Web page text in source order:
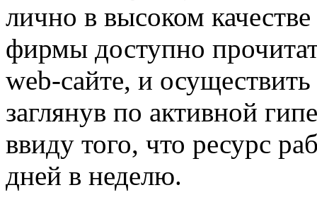
лично в высоком
фирмы доступно
web-сайте, и
заглянув по активной
ввиду того, что ресурс
дней в неделю.